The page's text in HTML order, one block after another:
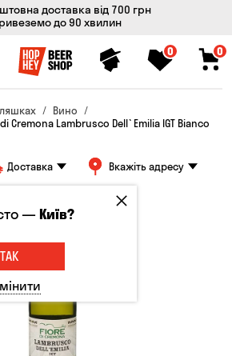
доставка від 700 грн
до 90 хвилин
0 0
Вино
Cremona Lambrusco Dell`Emilia IGT Bianco
Доставка Вкажіть адресу
—Київ?
ТАК